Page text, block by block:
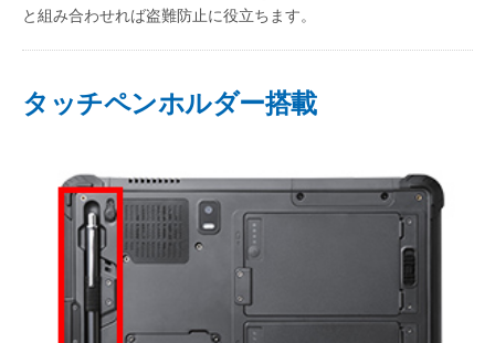
と組み合わせれば盗難防止に役立ちます。
タッチペンホルダー搭載